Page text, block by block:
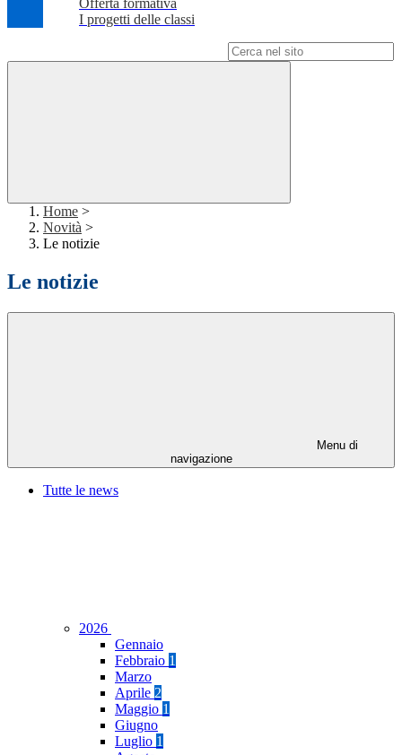
Offerta formativa
I progetti delle classi
Home >
Novità >
Le notizie
Le notizie
Menu di
navigazione
Tutte le news
2026
Gennaio
Febbraio 1
Marzo
Aprile 2
Maggio 1
Giugno
Luglio 1